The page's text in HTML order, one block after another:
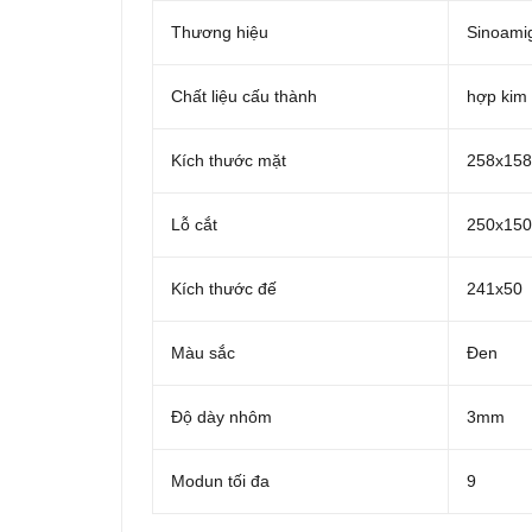
Thương hiệu
Chất liệu cấu thành hợp kim
Kích thước mặt 258x158
Lỗ cắt 250x150
Kích thước đế 241x50
Màu sắc Đen
Độ dày nhôm 3mm
Modun tối đa 9